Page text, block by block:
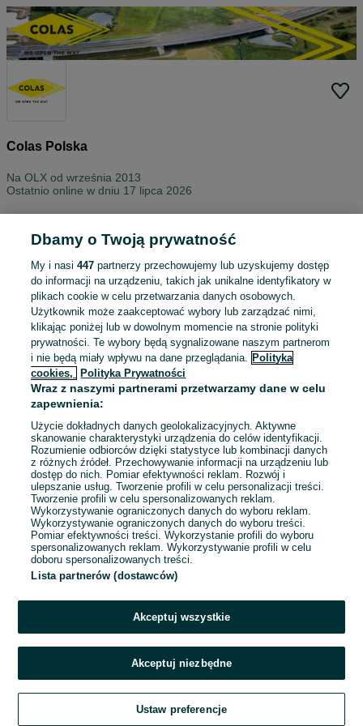
Colas Polska
Na OLX od września 2013
Ostatnio online w dniu 17 lipca 2026
Znajdź na tej stronie
Wybierz kategorię
ZNALEŹLIŚMY 0
OGŁOSZEŃ
Sortowanie Opcje przeglądania
Przepraszamy, nie znaleźliśmy tego,
czego szukasz.
Dbamy o Twoją prywatność
My i nasi447 partnerzy przechowujemy lub uzyskujemy dostęp
do informacji na urządzeniu, takich jak unikalne identyfikatory w
plikach cookie w celu przetwarzania danych osobowych.
Użytkownik może zaakceptować wybory lub zarządzać nimi,
klikając poniżej lub w dowolnym momencie na stronie polityki
prywatności. Te wybory będą sygnalizowane naszym partnerom
i nie będą miały wpływu na dane przeglądania. Polityka
cookies,
Polityka Prywatności
Wraz z naszymi partnerami przetwarzamy dane w celu
zapewnienia:
Użycie dokładnych danych geolokalizacyjnych. Aktywne
skanowanie charakterystyki urządzenia do celów identyfikacji.
Rozumienie odbiorców dzięki statystyce lub kombinacji danych
z różnych źródeł. Przechowywanie informacji na urządzeniu lub
dostęp do nich. Pomiar efektywności reklam. Rozwój i
ulepszanie usług. Tworzenie profili w celu personalizacji treści.
Tworzenie profili w celu spersonalizowanych reklam.
Wykorzystywanie ograniczonych danych do wyboru reklam.
Wykorzystywanie ograniczonych danych do wyboru treści.
Pomiar efektywności treści. Wykorzystanie profili do wyboru
spersonalizowanych reklam. Wykorzystywanie profili w celu
doboru spersonalizowanych treści.
Lista partnerów (dostawców)
Akceptuj wszystkie
Akceptuj niezbędne
Ustaw preferencje